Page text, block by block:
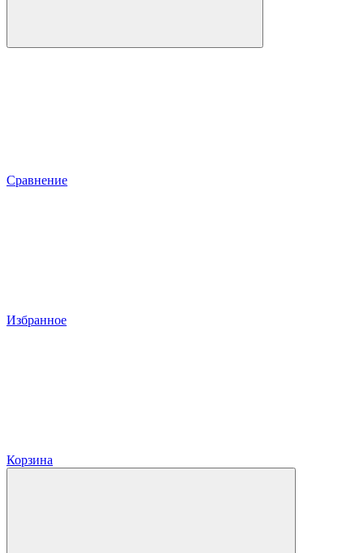
Сравнение
Избранное
Корзина